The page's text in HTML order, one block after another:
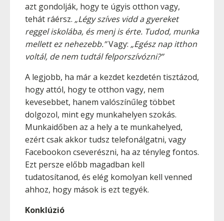
azt gondolják, hogy te úgyis otthon vagy,
tehát ráérsz. „Légy szíves vidd a gyereket
reggel iskolába, és menj is érte. Tudod, munka
mellett ez nehezebb.”Vagy: „Egész nap itthon
voltál, de nem tudtál felporszívózni?”
A legjobb, ha már a kezdet kezdetén tisztázod,
hogy attól, hogy te otthon vagy, nem
kevesebbet, hanem valószínűleg többet
dolgozol, mint egy munkahelyen szokás.
Munkaidőben az a hely a te munkahelyed,
ezért csak akkor tudsz telefonálgatni, vagy
Facebookon cseverészni, ha az tényleg fontos.
Ezt persze előbb magadban kell
tudatosítanod, és elég komolyan kell venned
ahhoz, hogy mások is ezt tegyék.
Konklúzió